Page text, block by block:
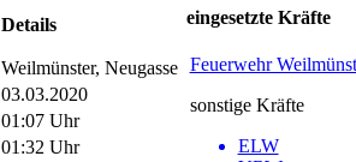
Details
Weilmünster, Neugasse
03.03.2020
01:07 Uhr
01:32 Uhr
eingesetzte Kräfte
Feuerwehr
sonstige Kräfte
ELW